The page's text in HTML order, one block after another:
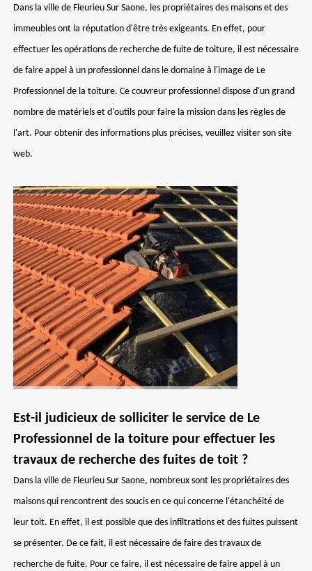
Dans la ville de Fleurieu Sur Saone, les propriétaires des maisons et des
immeubles ont la réputation d'être très exigeants. En effet, pour
effectuer les opérations de recherche de fuite de toiture, il est nécessaire
de faire appel à un professionnel dans le domaine à l'image de Le
Professionnel de la toiture. Ce couvreur professionnel dispose d'un grand
nombre de matériels et d'outils pour faire la mission dans les règles de
l'art. Pour obtenir des informations plus précises, veuillez visiter son site
web.
Est-il judicieux de solliciter le service de Le
Professionnel de la toiture pour effectuer les
travaux de recherche des fuites de toit ?
Dans la ville de Fleurieu Sur Saone, nombreux sont les propriétaires des
maisons qui rencontrent des soucis en ce qui concerne l'étanchéité de
leur toit. En effet, il est possible que des infiltrations et des fuites puissent
se présenter. De ce fait, il est nécessaire de faire des travaux de
recherche de fuite. Pour ce faire, il est nécessaire de faire appel à un